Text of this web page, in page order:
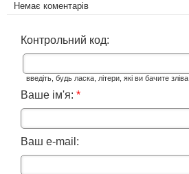
Немає коментарів
Контрольний код:
введіть, будь ласка, літери, які ви бачите зліва
Ваше ім'я: *
Ваш e-mail: